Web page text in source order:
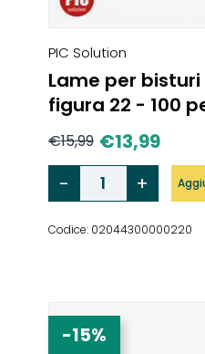
PIC Solution
Lame per
figura 22 - 100
€15,99 €13,99
Codice: 02044300000220
-15%